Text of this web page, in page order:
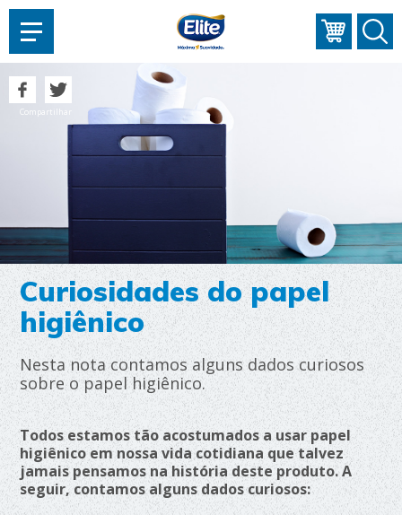
Curiosidades do papel
higiênico
Nesta nota contamos alguns dados curiosos
sobre o papel higiênico.
Compartilhar
Todos estamos tão acostumados a usar papel
higiênico em nossa vida cotidiana que talvez
jamais pensamos na história deste produto. A
seguir, contamos alguns dados curiosos: